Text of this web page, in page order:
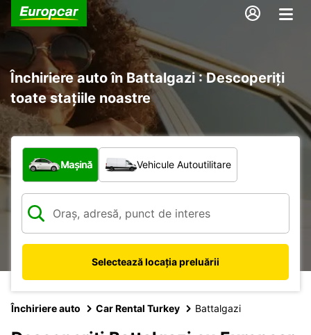
Închiriere auto în Battalgazi : Descoperiți
toate stațiile noastre
Ce tip de vehicul?
Mașină Vehicule Autoutilitare
Selectează locația preluării
Închiriere auto Car Rental Turkey Battalgazi